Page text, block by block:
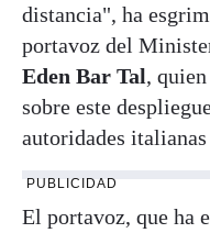
distancia", ha
portavoz del
Eden Bar Tal,
sobre este
autoridades
PUBLICIDAD
El portavoz, que ha